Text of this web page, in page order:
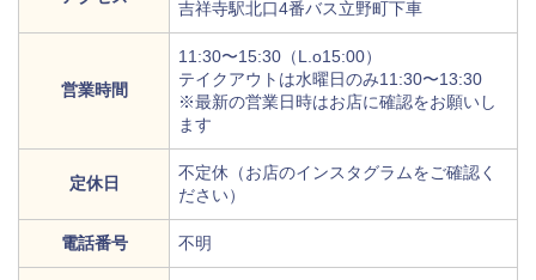
吉祥寺駅北口4番バス立野町下車
営業時間
11:30〜15:30（L.o15:00）
テイクアウトは水曜日のみ11:30〜13:30
※最新の営業日時はお店に確認をお願いし
ます
定休日
不定休（お店のインスタグラムをご確認く
ださい）
電話番号 不明